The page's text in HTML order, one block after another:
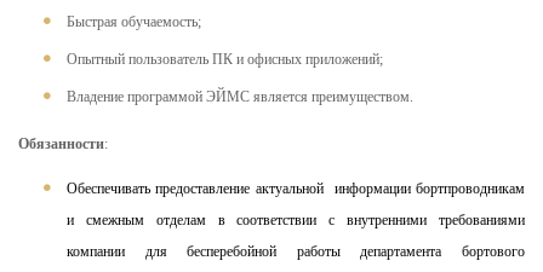
Быстрая обучаемость;
Опытный пользователь ПК и офисных приложений;
Владение программой ЭЙМС является преимуществом.
Обязанности:
Обеспечивать предоставление актуальной информации бортпроводникам
и смежным отделам в соответствии с внутренними требованиями
компании для бесперебойной работы департамента бортового